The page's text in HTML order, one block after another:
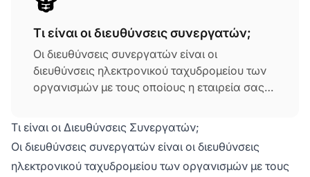
Τι είναι οι διευθύνσεις συνεργατών;
Οι διευθύνσεις συνεργατών είναι οι
διευθύνσεις ηλεκτρονικού ταχυδρομείου των
οργανισμών με τους οποίους η εταιρεία σας
ιδιαίτερα χρήσιμο όταν προσπαθείτε να
αποτρέψετε τη δημιουργία βρόχων
αλληλογραφίας.
Τι είναι οι Διευθύνσεις Συνεργατών;
Οι διευθύνσεις συνεργατών είναι οι διευθύνσεις
ηλεκτρονικού ταχυδρομείου των οργανισμών με τους